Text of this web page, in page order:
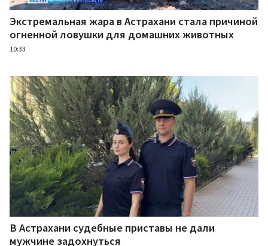
Экстремальная жара в Астрахани стала причиной
огненной ловушки для домашних животных
10:33
В Астрахани судебные приставы не дали
мужчине задохнуться